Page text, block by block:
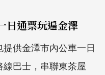
日通票玩遍金澤
供金澤市內公車一日
巴士，串聯東茶屋